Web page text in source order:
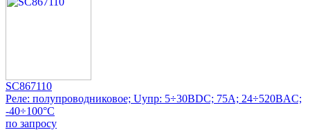
SC867110
Реле: полупроводниковое; Uупр: 5÷30ВDC; 75А; 24÷520ВAC;
-40÷100°C
по запросу